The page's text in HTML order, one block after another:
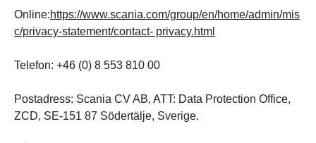
Online:https://www.scania.com/group/en/home/admin/mis
c/privacy-statement/contact- privacy.html
Telefon: +46 (0) 8 553 810 00
Postadress: Scania CV AB, ATT: Data Protection Office,
ZCD, SE-151 87 Södertälje, Sverige.